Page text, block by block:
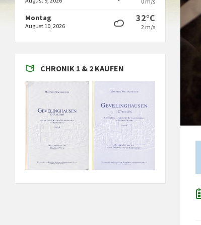
Montag
August 10, 2026
32°C
2 m/s
CHRONIK 1 & 2 KAUFEN